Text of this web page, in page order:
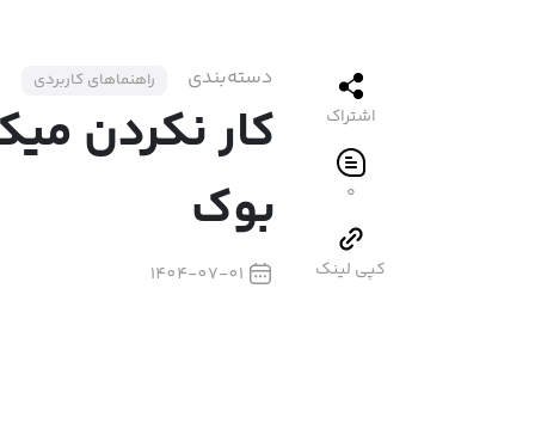
دسته‌بندی راهنماهای کاربردی
کار نکردن
بوک
1404-07-01
اشتراک
۰
کپی لینک